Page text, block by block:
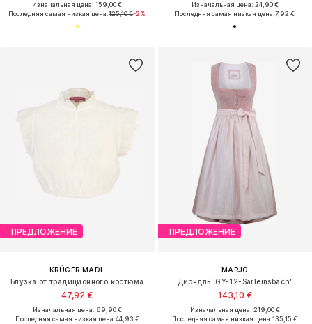
Изначальная цена: 159,00 €
Последняя самая низкая цена:125,10 €-2%
Изначальная цена: 24,90 €
Последняя самая низкая цена:7,92 €
ПРЕДЛОЖЕНИЕ
KRÜGER MADL
Блузка от традиционного костюма
47,92 €
Изначальная цена: 69,90 €
Последняя самая низкая цена:44,93 €
ПРЕДЛОЖЕНИЕ
MARJO
Дирндль 'GY-12-Sarleinsbach'
143,10 €
Изначальная цена: 219,00 €
Последняя самая низкая цена:135,15 €